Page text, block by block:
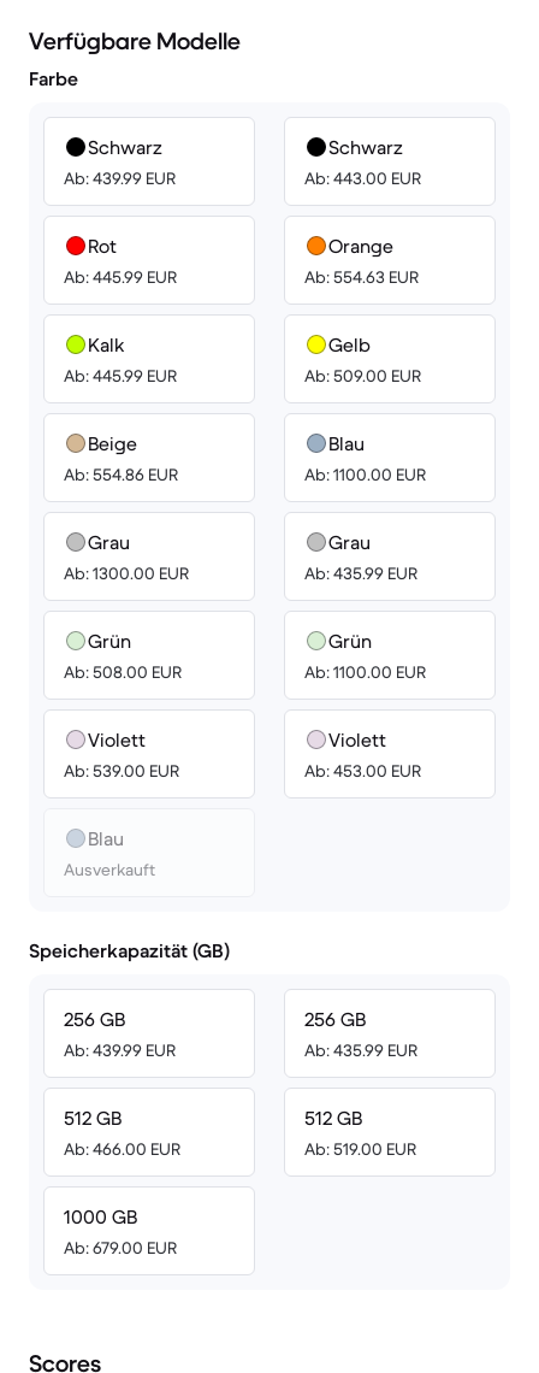
Verfügbare Modelle
Farbe
Schwarz
Ab: 439.99 EUR
Rot
Ab: 445.99 EUR
Kalk
Ab: 445.99 EUR
Beige
Ab: 554.86 EUR
Grau
Ab: 1300.00 EUR
Grün
Ab: 508.00 EUR
Violett
Ab: 539.00 EUR
Blau
Ausverkauft
Schwarz
Ab: 443.00 EUR
Orange
Ab: 554.63 EUR
Gelb
Ab: 509.00 EUR
Blau
Ab: 1100.00 EUR
Grau
Ab: 435.99 EUR
Grün
Ab: 1100.00 EUR
Violett
Ab: 453.00 EUR
Speicherkapazität (GB)
256 GB
Ab: 439.99 EUR
512 GB
Ab: 466.00 EUR
1000 GB
Ab: 679.00 EUR
256 GB
Ab: 435.99 EUR
512 GB
Ab: 519.00 EUR
Scores